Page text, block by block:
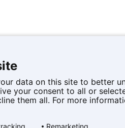
data on this site to better
your consent to all or
them all. For more
Remarketing